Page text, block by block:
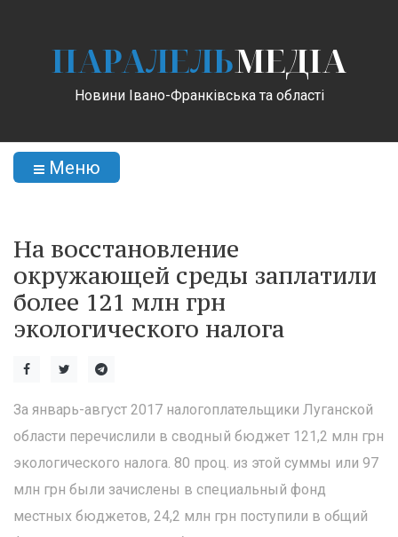
ПАРАЛЕЛЬМЕДІА
Новини Івано-Франківська та області
Меню
На восстановление
окружающей среды заплатили
более 121 млн грн
экологического налога
За январь-август 2017 налогоплательщики Луганской
области перечислили в сводный бюджет 121,2 млн грн
экологического налога. 80 проц. из этой суммы или 97
млн грн были зачислены в специальный фонд
местных бюджетов, 24,2 млн грн поступили в общий